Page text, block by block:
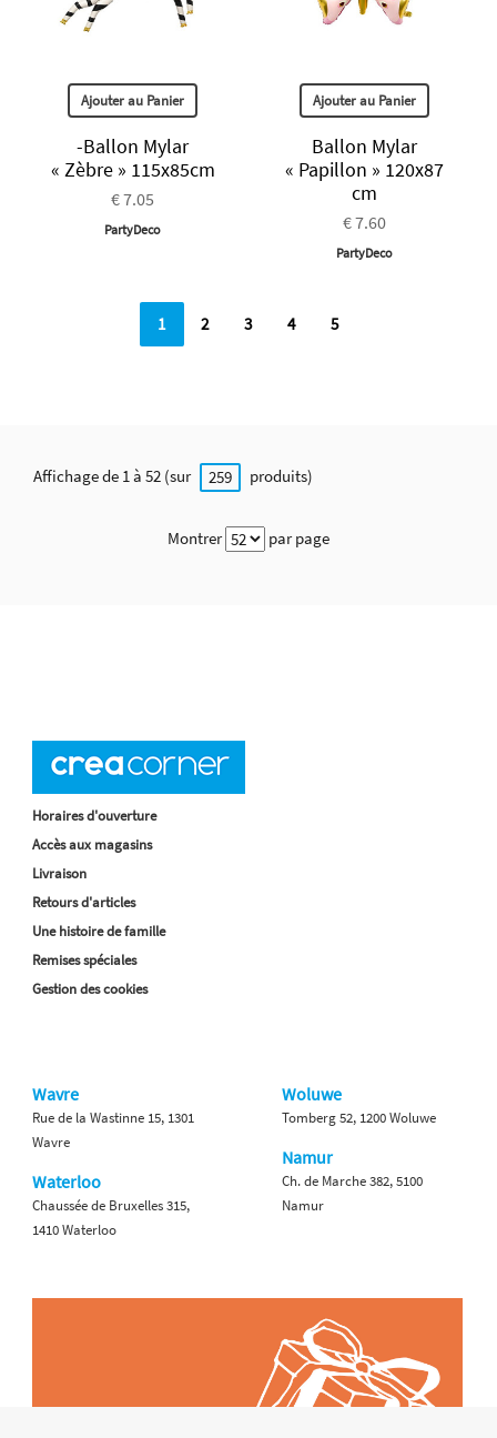
Ajouter au Panier
-Ballon Mylar
« Zèbre » 115x85cm
€ 7.05
PartyDeco
Ajouter au Panier
Ballon Mylar
« Papillon » 120x87
cm
€ 7.60
PartyDeco
1 2 3 4 5
Affichage de 1 à 52 (sur 259 produits)
Montrer par page
Horaires d'ouverture
Accès aux magasins
Livraison
Retours d'articles
Une histoire de famille
Remises spéciales
Gestion des cookies
Wavre
Rue de la Wastinne 15, 1301
Wavre
Waterloo
Chaussée de Bruxelles 315,
1410 Waterloo
Woluwe
Tomberg 52, 1200 Woluwe
Namur
Ch. de Marche 382, 5100
Namur